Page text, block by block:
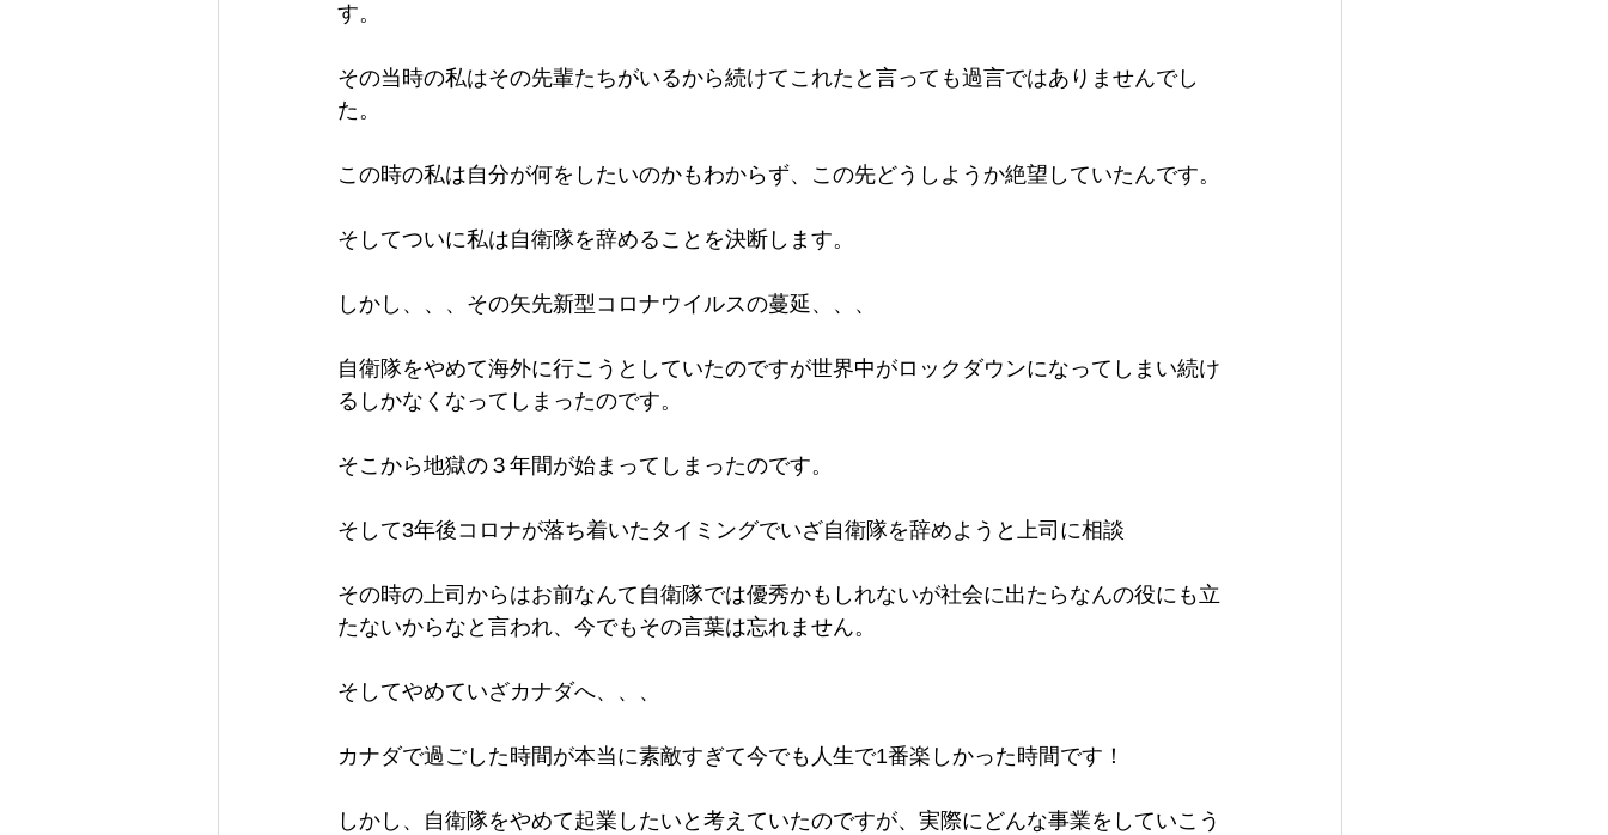
す。
その当時の私はその先輩たちがいるから続けてこれたと言っても過言ではありませんでし
た。
この時の私は自分が何をしたいのかもわからず、この先どうしようか絶望していたんです。
そしてついに私は自衛隊を辞めることを決断します。
しかし、、、その矢先新型コロナウイルスの蔓延、、、
自衛隊をやめて海外に行こうとしていたのですが世界中がロックダウンになってしまい続け
るしかなくなってしまったのです。
そこから地獄の３年間が始まってしまったのです。
そして3年後コロナが落ち着いたタイミングでいざ自衛隊を辞めようと上司に相談
その時の上司からはお前なんて自衛隊では優秀かもしれないが社会に出たらなんの役にも立
たないからなと言われ、今でもその言葉は忘れません。
そしてやめていざカナダへ、、、
カナダで過ごした時間が本当に素敵すぎて今でも人生で1番楽しかった時間です！
しかし、自衛隊をやめて起業したいと考えていたのですが、実際にどんな事業をしていこう